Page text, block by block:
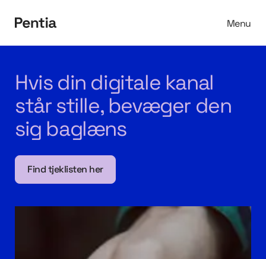
Menu
Hvis din digitale kanal
står stille, bevæger den
sig baglæns
Find tjeklisten her